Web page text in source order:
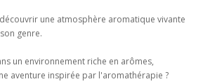
une atmosphère aromatique vivante
genre.
un environnement riche en arômes,
aventure inspirée par l'aromathérapie ?